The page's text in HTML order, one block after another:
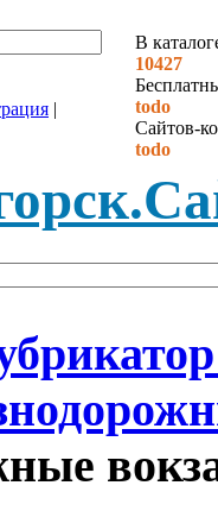
В
10427
todo
Сайтов-
todo
|